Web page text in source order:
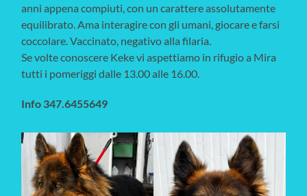
anni appena compiuti, con un carattere assolutamente
equilibrato. Ama interagire con gli umani, giocare e farsi
coccolare. Vaccinato, negativo alla filaria.
Se volte conoscere Keke vi aspettiamo in rifugio a Mira
tutti i pomeriggi dalle 13.00 alle 16.00.
Info 347.6455649